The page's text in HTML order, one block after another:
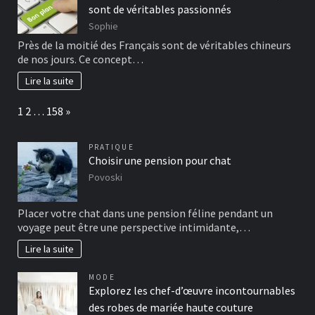
sont de véritables passionnés
Sophie
Près de la moitié des Français sont de véritables chineurs
de nos jours. Ce concept…
Lire la suite
Page:
1 2 … 158 Next
»
PRATIQUE
Choisir une pension pour chat
Povoski
Placer votre chat dans une pension féline pendant un
voyage peut être une perspective intimidante,…
Lire la suite
MODE
Explorez les chef-d’œuvre incontournables
des robes de mariée haute couture